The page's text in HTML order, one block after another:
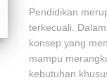
Pendidikan
terkecuali.
konsep yang
mampu
kebutuhan